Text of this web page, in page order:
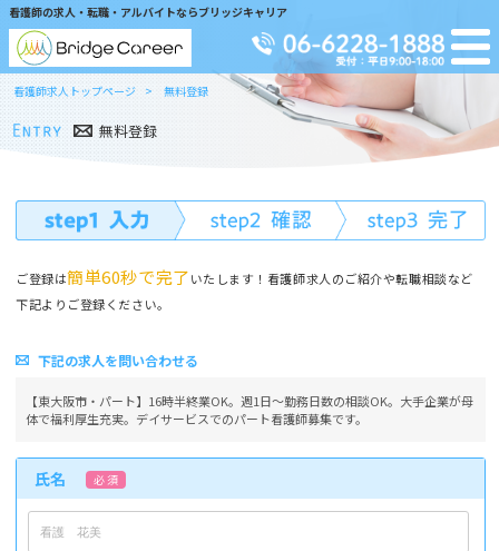
看護師の求人・転職・アルバイトならブリッジキャリア
看護師求人トップページ 無料登録
無料登録
ご登録は簡単60秒で完了いたします！看護師求人のご紹介や転職相談など
下記よりご登録ください。
下記の求人を問い合わせる
【東大阪市・パート】16時半終業OK。週1日～勤務日数の相談OK。大手企業が母
体で福利厚生充実。デイサービスでのパート看護師募集です。
氏名 必 須